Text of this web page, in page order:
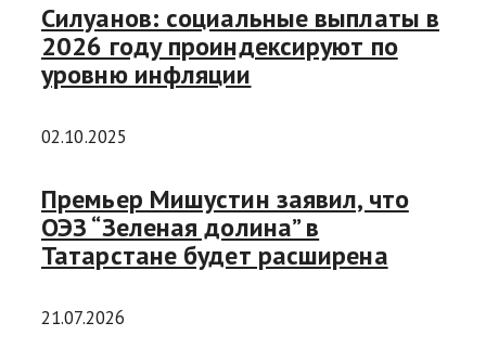
Силуанов: социальные выплаты в
2026 году проиндексируют по
уровню инфляции
02.10.2025
Премьер Мишустин заявил, что
ОЭЗ “Зеленая долина” в
Татарстане будет расширена
21.07.2026